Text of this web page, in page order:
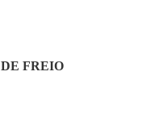
FREIO